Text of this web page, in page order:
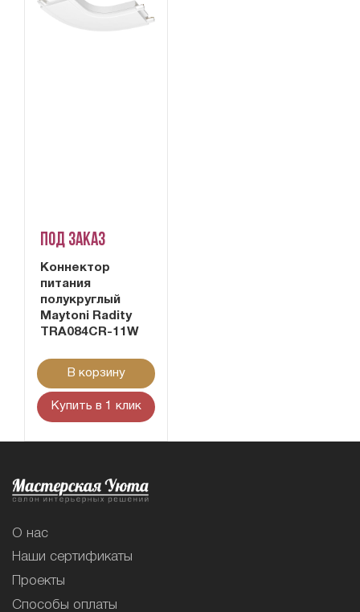
Под заказ
Коннектор
питания
полукруглый
Maytoni Radity
TRA084CR-11W
В корзину
Купить в 1 клик
О нас
Наши сертификаты
Проекты
Способы оплаты